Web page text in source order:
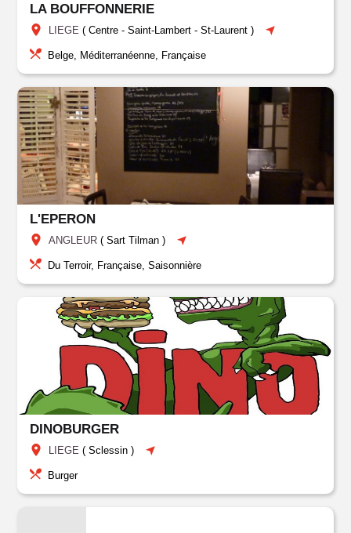
LA BOUFFONNERIE
LIEGE (Centre - Saint-Lambert - St-Laurent )
Belge, Méditerranéenne, Française
L'EPERON
ANGLEUR (Sart Tilman )
Du Terroir, Française, Saisonnière
DINOBURGER
LIEGE (Sclessin )
Burger